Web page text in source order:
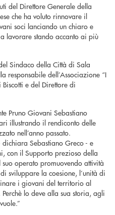
del Direttore Generale della
che ha voluto rinnovare il
soci lanciando un chiaro e
lavorare stando accanto ai più
Sindaco della Città di Sala
responsabile dell’Associazione “I
e del Direttore di
Pruno Giovani Sebastiano
illustrando il rendiconto delle
nell’anno passato.
dichiara Sebastiano Greco - e
con il Supporto prezioso della
operato promuovendo attività
sviluppare la coesione, l’unità di
i giovani del territorio al
lo deve alla sua storia, agli